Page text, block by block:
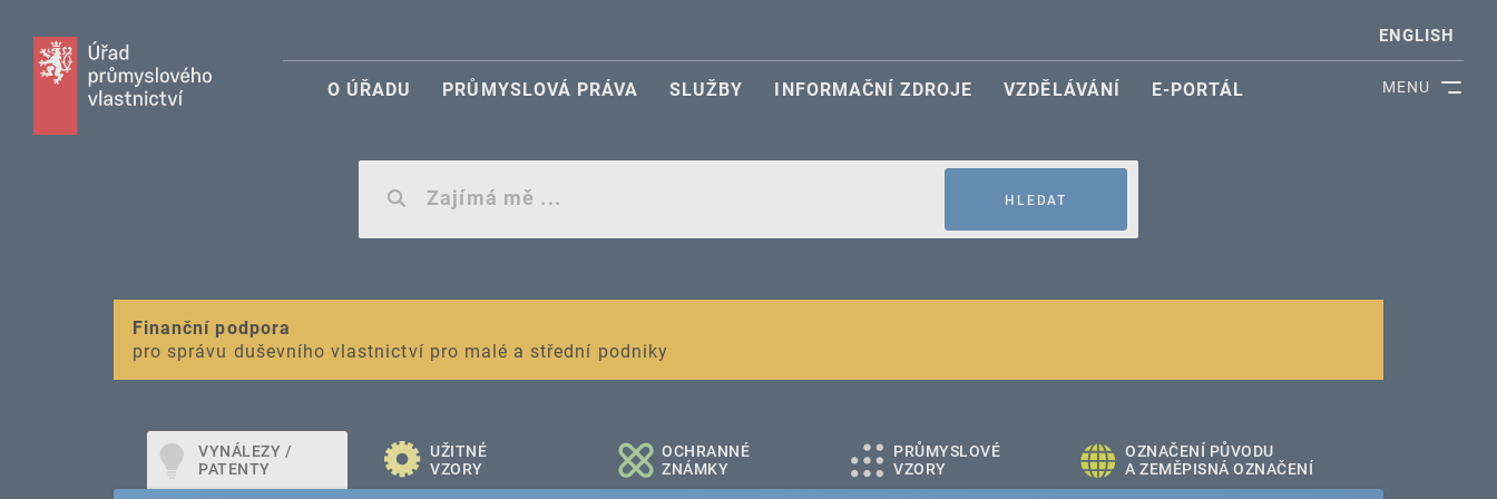
MENU
ENGLISH
O ÚŘADU PRŮMYSLOVÁ PRÁVA SLUŽBY INFORMAČNÍ ZDROJE VZDĚLÁVÁNÍ E-PORTÁL
HLEDAT
VAROVÁNÍ
Nevyžádané výzvy k uhrazení poplatku za registraci průmyslových práv
Finanční podpora
pro správu duševního vlastnictví pro malé a střední podniky
VYNÁLEZY /
PATENTY
UŽITNÉ
VZORY
OCHRANNÉ
ZNÁMKY
PRŮMYSLOVÉ
VZORY
OZNAČENÍ PŮVODU
A ZEMĚPISNÁ OZNAČENÍ